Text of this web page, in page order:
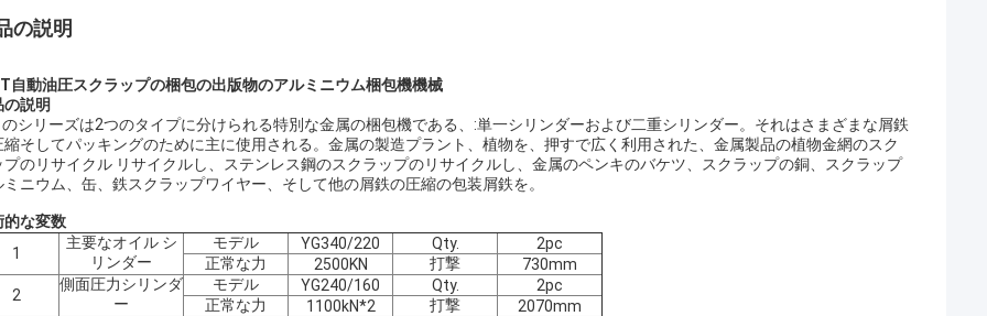
の説明
自動油圧スクラップの梱包の出版物のアルミニウム梱包機機械
の説明
シリーズは2つのタイプに分けられる特別な金属の梱包機である、:単一シリンダーおよび二重シリンダー。それはさまざまな屑鉄
縮そしてパッキングのために主に使用される。金属の製造プラント、植物を、押すで広く利用された、金属製品の植物金網のスク
プのリサイクル リサイクルし、ステンレス鋼のスクラップのリサイクルし、金属のペンキのバケツ、スクラップの銅、スクラップ
ミニウム、缶、鉄スクラップワイヤー、そして他の屑鉄の圧縮の包装屑鉄を。
的な変数
1
主要なオイル シ
リンダー
モデル YG340/220 Qty.
2pc
正常な力
2500KN 打撃
730mm
2
側面圧力シリンダ
ー
モデル YG240/160 Qty.
2pc
正常な力
1100kN*2 打撃
2070mm